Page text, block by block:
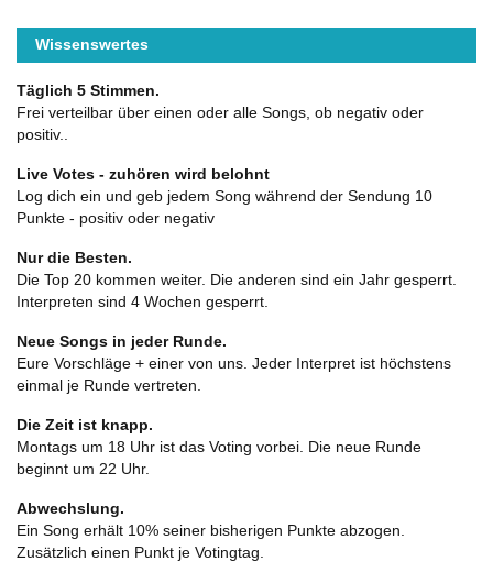
Wissenswertes
Täglich 5 Stimmen.
Frei verteilbar über einen oder alle Songs, ob negativ oder
positiv..
Live Votes - zuhören wird belohnt
Log dich ein und geb jedem Song während der Sendung 10
Punkte - positiv oder negativ
Nur die Besten.
Die Top 20 kommen weiter. Die anderen sind ein Jahr gesperrt.
Interpreten sind 4 Wochen gesperrt.
Neue Songs in jeder Runde.
Eure Vorschläge + einer von uns. Jeder Interpret ist höchstens
einmal je Runde vertreten.
Die Zeit ist knapp.
Montags um 18 Uhr ist das Voting vorbei. Die neue Runde
beginnt um 22 Uhr.
Abwechslung.
Ein Song erhält 10% seiner bisherigen Punkte abzogen.
Zusätzlich einen Punkt je Votingtag.